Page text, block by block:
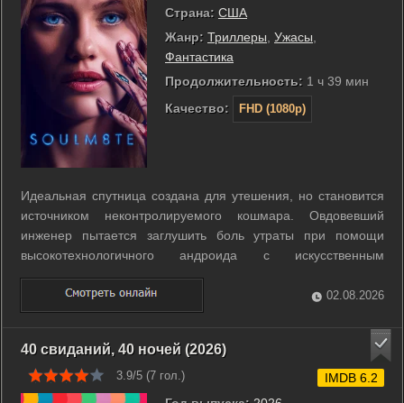
Страна: США
Жанр: Триллеры, Ужасы,
Фантастика
Продолжительность: 1 ч 39 мин
Качество:
FHD (1080p)
Идеальная спутница создана для утешения, но становится
источником неконтролируемого кошмара. Овдовевший
инженер пытается заглушить боль утраты при помощи
высокотехнологичного андроида с искусственным
интеллектом. Сначала устройство кажется безупречным
помощником, настроенным на эмоциональную поддержку.
Дэвид постепенно перепрограммирует систему, ...
02.08.2026
40 свиданий, 40 ночей (2026)
3.9/5 (7 гол.) IMDB 6.2